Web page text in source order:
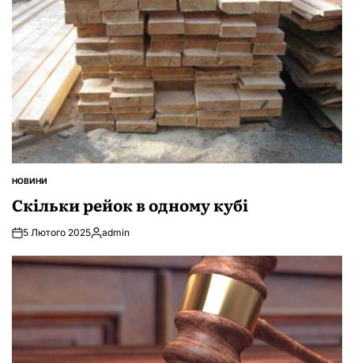
ОПУБЛІКУВАТИ
НОВИНИ
Скільки рейок в одному кубі
5 Лютого 2025Опубліковано
admin